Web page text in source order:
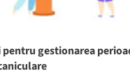
pentru gestionarea